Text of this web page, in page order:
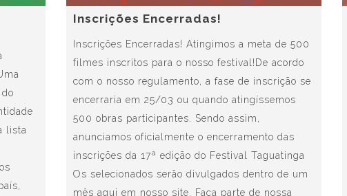
lista
Inscrições Encerradas!
Inscrições Encerradas! Atingimos a meta de 500
filmes inscritos para o nosso festival!De acordo
com o nosso regulamento, a fase de inscrição se
encerraria em 25/03 ou quando atingíssemos
500 obras participantes. Sendo assim,
anunciamos oficialmente o encerramento das
inscrições da 17ª edição do Festival Taguatinga
Os selecionados serão divulgados dentro de um
mês aqui em nosso site. Faça parte de nossa